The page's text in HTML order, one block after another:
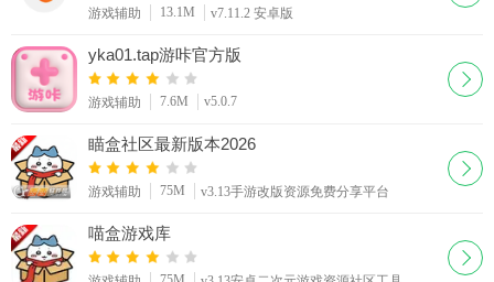
游戏辅助 13.1M v7.11.2 安卓版
yka01.tap游咔官方版
游戏辅助 7.6M v5.0.7
瞄盒社区最新版本2026
游戏辅助 75M v3.13手游改版资源免费分享平台
喵盒游戏库